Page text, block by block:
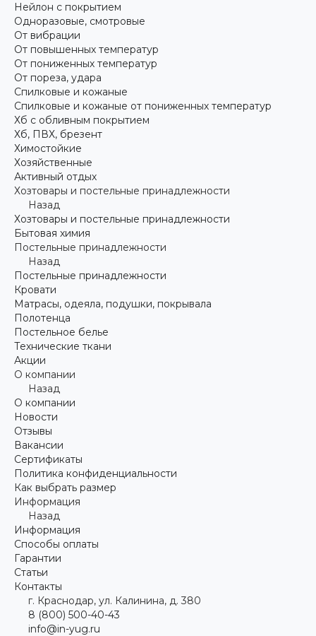
Нейлон с покрытием
Одноразовые, смотровые
От вибрации
От повышенных температур
От пониженных температур
От пореза, удара
Спилковые и кожаные
Спилковые и кожаные от пониженных температур
Хб с обливным покрытием
Хб, ПВХ, брезент
Химостойкие
Хозяйственные
Активный отдых
Хозтовары и постельные принадлежности
Назад
Хозтовары и постельные принадлежности
Бытовая химия
Постельные принадлежности
Назад
Постельные принадлежности
Кровати
Матрасы, одеяла, подушки, покрывала
Полотенца
Постельное белье
Технические ткани
Акции
О компании
Назад
О компании
Новости
Отзывы
Вакансии
Сертификаты
Политика конфиденциальности
Как выбрать размер
Информация
Назад
Информация
Способы оплаты
Гарантии
Статьи
Контакты
г. Краснодар, ул. Калинина, д. 380
8 (800) 500-40-43
info@in-yug.ru